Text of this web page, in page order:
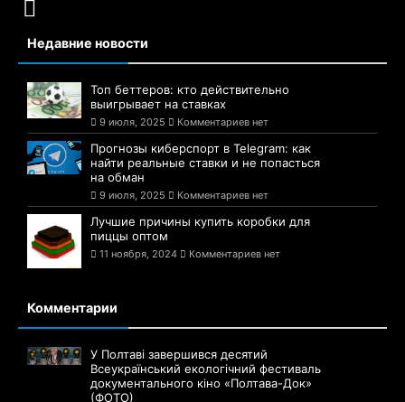
Недавние новости
Топ беттеров: кто действительно
выигрывает на ставках
9 июля, 2025 Комментариев нет
Прогнозы киберспорт в Telegram: как
найти реальные ставки и не попасться
на обман
9 июля, 2025 Комментариев нет
Лучшие причины купить коробки для
пиццы оптом
11 ноября, 2024 Комментариев нет
Комментарии
У Полтаві завершився десятий
Всеукраїнський екологічний фестиваль
документального кіно «Полтава-Док»
(ФОТО)